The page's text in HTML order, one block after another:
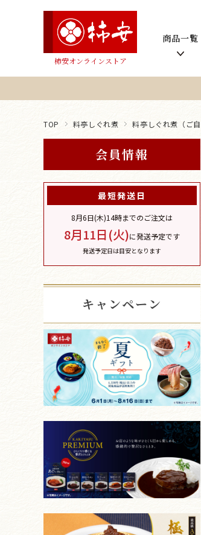
柿安オンラインストア
商品一覧
TOP 料亭しぐれ煮 料亭しぐれ煮（ご自
会員情報
最短発送日
8月6日(木)14時までのご注文は
8月11日(火)に発送予定です
発送予定日は目安となります
キャンペーン